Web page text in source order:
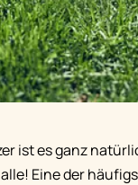
ist es ganz
Eine der